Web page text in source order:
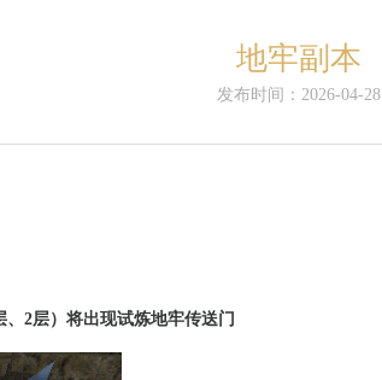
地牢副本
发布时间：2026-04-28
、2层）将出现试炼地牢传送门